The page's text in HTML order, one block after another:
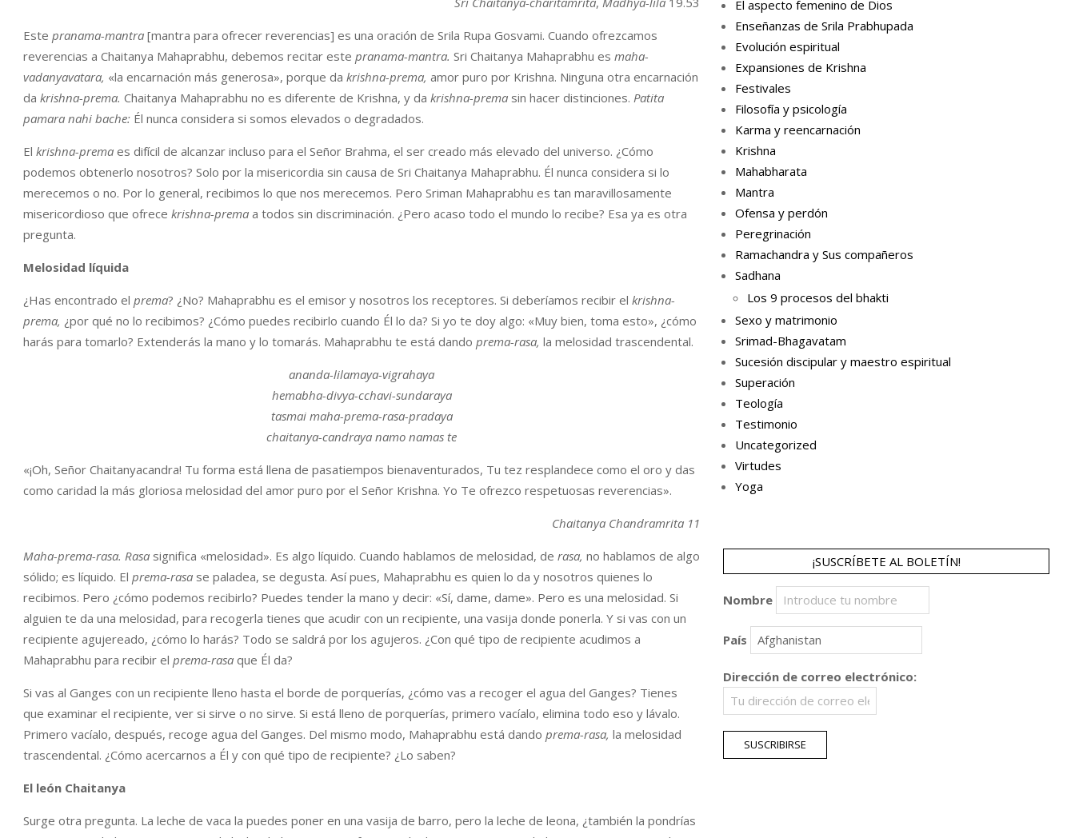
Este pranama-mantra [mantra para ofrecer reverencias] es una oración de Srila Rupa Gosvami. Cuando ofrezcamos
reverencias a Chaitanya Mahaprabhu, debemos recitar este pranama-mantra. Sri Chaitanya Mahaprabhu es maha-
vadanyavatara, «la encarnación más generosa», porque da krishna-prema, amor puro por Krishna. Ninguna otra encarnación
da krishna-prema. Chaitanya Mahaprabhu no es diferente de Krishna, y da krishna-prema sin hacer distinciones. Patita
pamara nahi bache: Él nunca considera si somos elevados o degradados.
El krishna-prema es difícil de alcanzar incluso para el Señor Brahma, el ser creado más elevado del universo. ¿Cómo
podemos obtenerlo nosotros? Solo por la misericordia sin causa de Sri Chaitanya Mahaprabhu. Él nunca considera si lo
merecemos o no. Por lo general, recibimos lo que nos merecemos. Pero Sriman Mahaprabhu es tan maravillosamente
misericordioso que ofrece krishna-prema a todos sin discriminación. ¿Pero acaso todo el mundo lo recibe? Esa ya es otra
pregunta.
Melosidad líquida
¿Has encontrado el prema? ¿No? Mahaprabhu es el emisor y nosotros los receptores. Si deberíamos recibir el krishna-
prema, ¿por qué no lo recibimos? ¿Cómo puedes recibirlo cuando Él lo da? Si yo te doy algo: «Muy bien, toma esto», ¿cómo
harás para tomarlo? Extenderás la mano y lo tomarás. Mahaprabhu te está dando prema-rasa, la melosidad trascendental.
ananda-lilamaya-vigrahaya
hemabha-divya-cchavi-sundaraya
tasmai maha-prema-rasa-pradaya
chaitanya-candraya namo namas te
«¡Oh, Señor Chaitanyacandra! Tu forma está llena de pasatiempos bienaventurados, Tu tez resplandece como el oro y das
como caridad la más gloriosa melosidad del amor puro por el Señor Krishna. Yo Te ofrezco respetuosas reverencias».
Chaitanya Chandramrita 11
Maha-prema-rasa. Rasa significa «melosidad». Es algo líquido. Cuando hablamos de melosidad, de rasa, no hablamos de algo
sólido; es líquido. El prema-rasa se paladea, se degusta. Así pues, Mahaprabhu es quien lo da y nosotros quienes lo
recibimos. Pero ¿cómo podemos recibirlo? Puedes tender la mano y decir: «Sí, dame, dame». Pero es una melosidad. Si
alguien te da una melosidad, para recogerla tienes que acudir con un recipiente, una vasija donde ponerla. Y si vas con un
recipiente agujereado, ¿cómo lo harás? Todo se saldrá por los agujeros. ¿Con qué tipo de recipiente acudimos a
Mahaprabhu para recibir el prema-rasa que Él da?
Si vas al Ganges con un recipiente lleno hasta el borde de porquerías, ¿cómo vas a recoger el agua del Ganges? Tienes
que examinar el recipiente, ver si sirve o no sirve. Si está lleno de porquerías, primero vacíalo, elimina todo eso y lávalo.
Primero vacíalo, después, recoge agua del Ganges. Del mismo modo, Mahaprabhu está dando prema-rasa, la melosidad
trascendental. ¿Cómo acercarnos a Él y con qué tipo de recipiente? ¿Lo saben?
El león Chaitanya
Surge otra pregunta. La leche de vaca la puedes poner en una vasija de barro, pero la leche de leona, ¿también la pondrías
El aspecto femenino de Dios
Enseñanzas de Srila Prabhupada
Evolución espiritual
Expansiones de Krishna
Festivales
Filosofía y psicología
Karma y reencarnación
Krishna
Mahabharata
Mantra
Ofensa y perdón
Peregrinación
Ramachandra y Sus compañeros
Sadhana
Los 9 procesos del bhakti
Sexo y matrimonio
Srimad-Bhagavatam
Sucesión discipular y maestro espiritual
Superación
Teología
Testimonio
Uncategorized
Virtudes
Yoga
¡SUSCRÍBETE AL BOLETÍN!
Nombre
País
Dirección de correo electrónico: